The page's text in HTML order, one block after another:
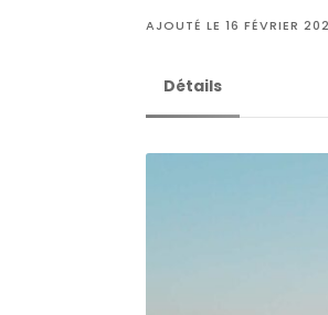
AJOUTÉ LE 16 FÉVRIER
Détails